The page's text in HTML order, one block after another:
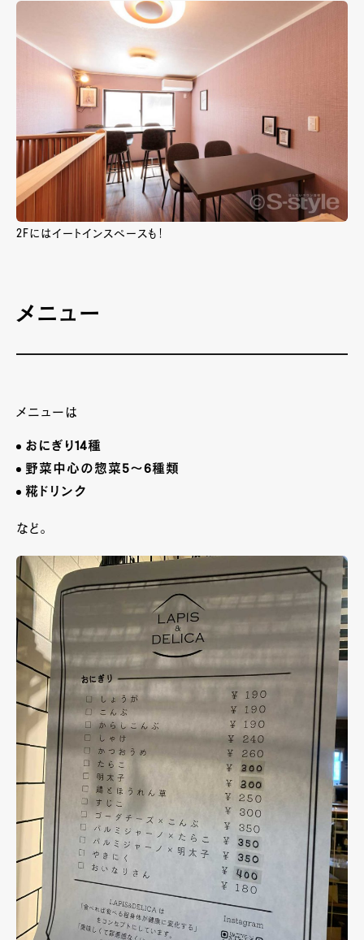
2Fにはイートインスペースも！
メニュー
メニューは
おにぎり14種
野菜中心の惣菜5～6種類
糀ドリンク
など。